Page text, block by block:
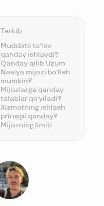
Tarkib
Muddatli to‘lov
qanday ishlaydi?
Qanday qilib Uzum
Nasiya mijozi bo‘lish
mumkin?
Mijozlarga qanday
talablar qo‘yiladi?
Xizmatning ishlash
prinsipi qanday?
Mijozning limiti
bormi?
Mahsulotlarni
qismlarga bo‘lib
qayerdan sotib
olsam bo‘ladi?